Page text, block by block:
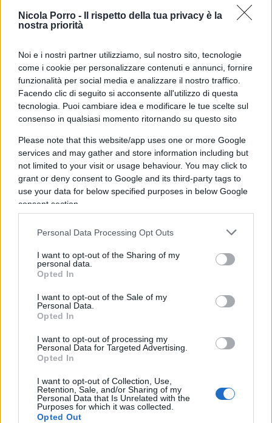
Nicola Porro -
Il rispetto della tua privacy è la
nostra priorità
Noi e i nostri partner utilizziamo, sul nostro sito, tecnologie
come i cookie per personalizzare contenuti e annunci, fornire
funzionalità per social media e analizzare il nostro traffico.
Facendo clic di seguito si acconsente all'utilizzo di questa
tecnologia. Puoi cambiare idea e modificare le tue scelte sul
consenso in qualsiasi momento ritornando su questo sito
Please note that this website/app uses one or more Google
services and may gather and store information including but
not limited to your visit or usage behaviour. You may click to
grant or deny consent to Google and its third-party tags to
use your data for below specified purposes in below Google
consent section.
Personal Data Processing Opt Outs
I want to opt-out of the Sharing of my
personal data.
Opted In
I want to opt-out of the Sale of my
Personal Data.
Opted In
I want to opt-out of processing my
Personal Data for Targeted Advertising.
Opted In
I want to opt-out of Collection, Use,
Retention, Sale, and/or Sharing of my
Personal Data that Is Unrelated with the
Purposes for which it was collected.
Opted Out
Al degrado materiale si accompagna un degrado
sociale. Questi edifici– per circa il 90% di
proprietà di persone fisiche –diventano ruderi
ma in molti casi anche per azioni volontarie dei
proprietari, come la rimozione del tetto, finalizzate
a sottrarsi alla tassazione patrimoniale. L’Imu,
infatti, si applica anche agli immobili dichiarati
“inagibili o inabitabili”, fino a quando essi non
vengano formalmente classificati come unità
La politica non può continuare a
parte significativa del nostro patrimonio
immobiliare – spesso costituita da immobili di
scarsissimo o nullo valore economico, situati in
aree ormai spopolate – continua a deteriorarsi e
in casi sempre crescenti addirittura a divenire
fatiscente. Occorre salvare quella che dovrebbe
essere considerata a tutti gli effetti una risorsa
nazionale. Servono politiche capaci di intervenire